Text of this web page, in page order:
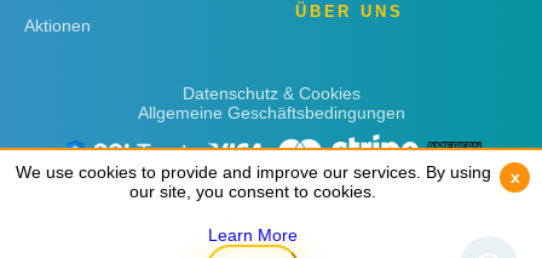
Aktionen
ÜBER UNS
Datenschutz & Cookies
Allgemeine Geschäftsbedingungen
We use cookies to provide and improve our services. By using
our site, you consent to cookies.
Learn More
x
We use cookies to provide and improve our services. By using
our site, you consent to cookies.
Learn More
x